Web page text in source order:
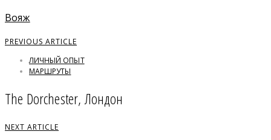
Вояж
PREVIOUS ARTICLE
ЛИЧНЫЙ ОПЫТ
МАРШРУТЫ
The Dorchester, Лондон
NEXT ARTICLE